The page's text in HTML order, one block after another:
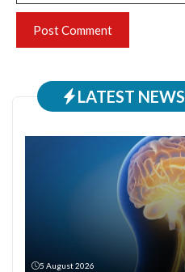
LATEST NEWS
5 August 2026